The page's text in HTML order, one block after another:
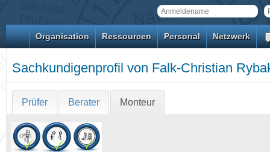
Organisation Ressourcen Personal Netzwerk
Sachkundigenprofil von Falk-Christian
Prüfer Berater Monteur